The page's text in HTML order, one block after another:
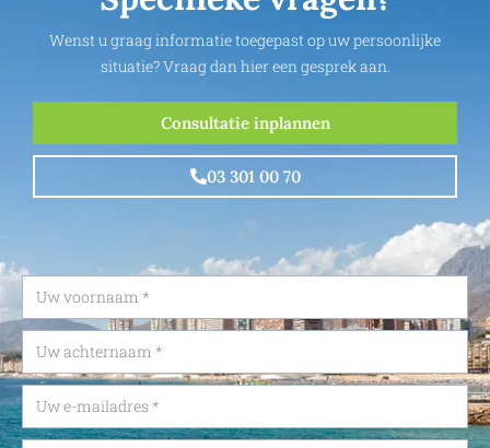
Wenst u graag informatie toegepast op uw persoonlijke
situatie? Vraag dan hier een gesprek aan.
Consultatie inplannen
03 301 00 70